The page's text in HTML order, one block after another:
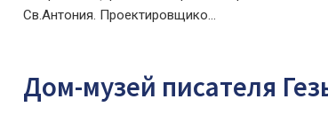
Св.Антония. Проектировщико...
Дом-музей писателя